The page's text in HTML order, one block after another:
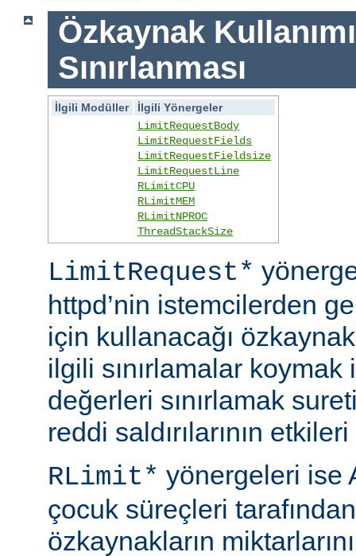
Özkaynak
Sınırlanması
İlgili Modüller
İlgili Yönergeler
LimitRequestBody
LimitRequestFields
LimitRequestFieldsize
LimitRequestLine
RLimitCPU
RLimitMEM
RLimitNPROC
ThreadStackSize
LimitRequest*
httpd’nin istemcilerden
için kullanacağı
ilgili sınırlamalar koymak
değerleri sınırlamak
reddi saldırılarının
RLimit* yönergeleri ise
çocuk süreçleri
özkaynakların